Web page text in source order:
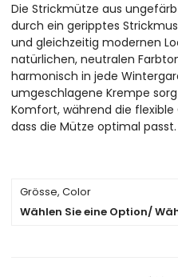
Die Strickmütze aus
durch ein geripptes
und gleichzeitig modernen
natürlichen, neutralen
harmonisch in jede
umgeschlagene Krempe
Komfort, während die
dass die Mütze optimal passt.
Grösse, Color
Wählen Sie eine Option/